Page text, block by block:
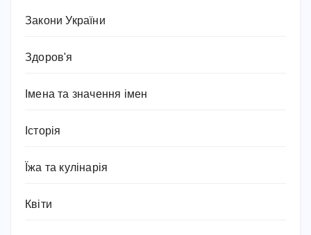
Закони України
Здоров'я
Імена та значення імен
Історія
Їжа та кулінарія
Квіти